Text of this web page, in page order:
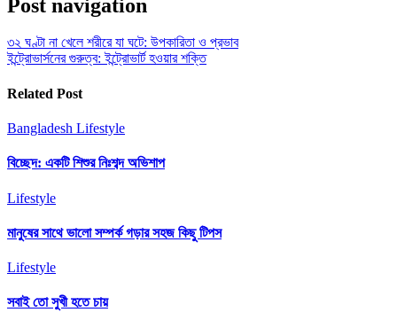
Post navigation
৩২ ঘণ্টা না খেলে শরীরে যা ঘটে: উপকারিতা ও প্রভাব
ইন্ট্রোভার্সনের গুরুত্ব: ইন্ট্রোভার্ট হওয়ার শক্তি
Related Post
Bangladesh Lifestyle
বিচ্ছেদ: একটি শিশুর নিঃশব্দ অভিশাপ
Lifestyle
মানুষের সাথে ভালো সম্পর্ক গড়ার সহজ কিছু টিপস
Lifestyle
সবাই তো সুখী হতে চায়